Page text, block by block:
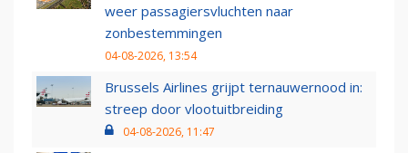
weer passagiersvluchten naar
zonbestemmingen
04-08-2026, 13:54
Brussels Airlines grijpt ternauwernood in:
streep door vlootuitbreiding
04-08-2026, 11:47